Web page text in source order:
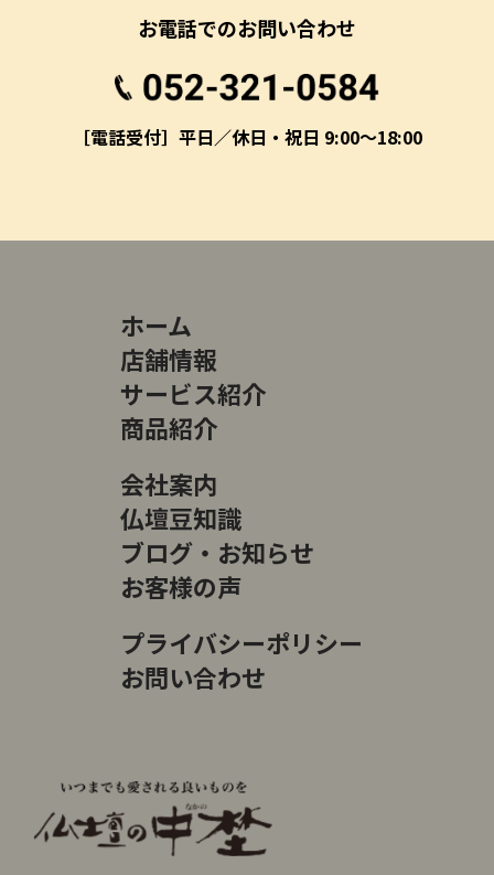
お電話でのお問い合わせ
［電話受付］平日／休日・祝日 9:00～18:00
ホーム
店舗情報
サービス紹介
商品紹介
会社案内
仏壇豆知識
ブログ・お知らせ
お客様の声
プライバシーポリシー
お問い合わせ